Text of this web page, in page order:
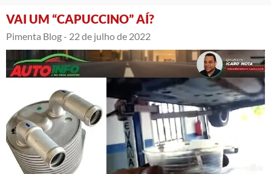
VAI UM “CAPUCCINO” AÍ?
Pimenta Blog - 22 de julho de 2022